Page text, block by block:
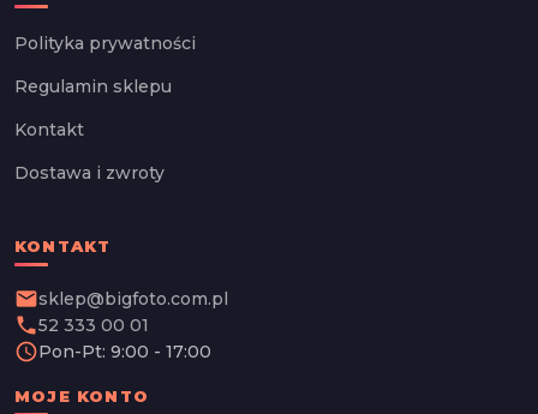
Polityka prywatności
Regulamin sklepu
Kontakt
Dostawa i zwroty
KONTAKT
emailsklep@bigfoto.com.pl
phone52 333 00 01
schedulePon-Pt: 9:00 - 17:00
MOJE KONTO